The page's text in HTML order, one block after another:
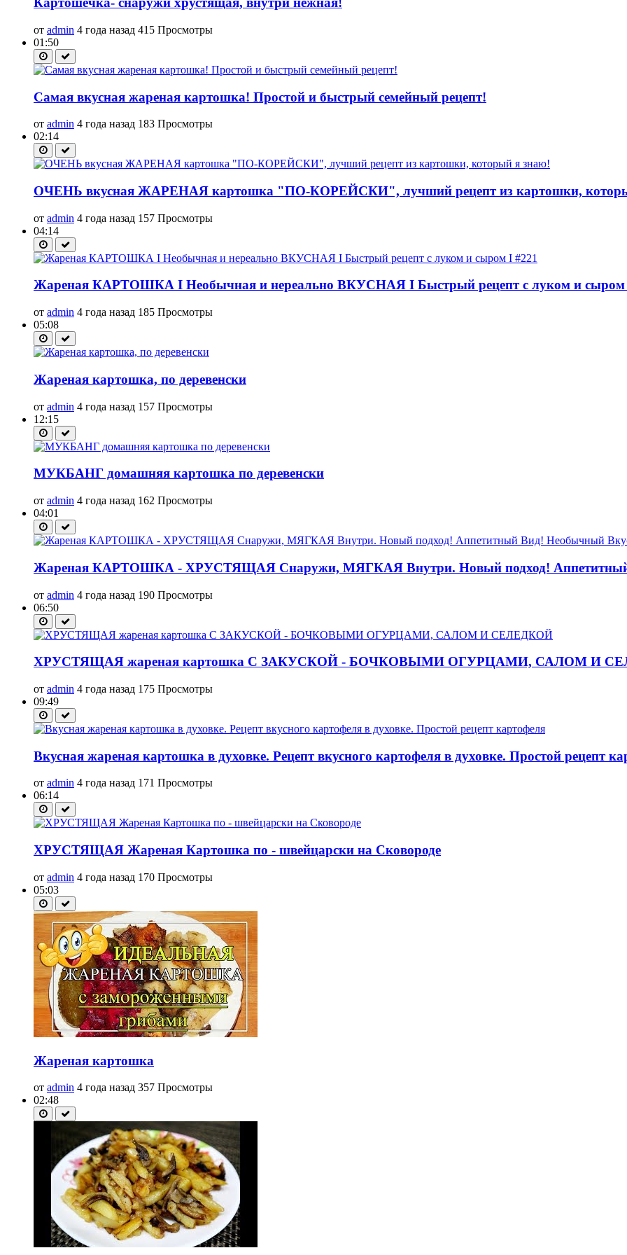
от admin 4 года назад 415 Просмотры
01:50
Самая вкусная жареная картошка! Простой и быстрый семейный рецепт!
от admin 4 года назад 183 Просмотры
02:14
ОЧЕНЬ вкусная ЖАРЕНАЯ картошка "ПО-КОРЕЙСКИ", лучший рецепт из картошки,
от admin 4 года назад 157 Просмотры
04:14
Жареная КАРТОШКА I Необычная и нереально ВКУСНАЯ I Быстрый рецепт с луком и сыром
от admin 4 года назад 185 Просмотры
05:08
Жареная картошка, по деревенски
от admin 4 года назад 157 Просмотры
12:15
МУКБАНГ домашняя картошка по деревенски
от admin 4 года назад 162 Просмотры
04:01
Жареная КАРТОШКА - ХРУСТЯЩАЯ Снаружи, МЯГКАЯ Внутри. Новый подход!
от admin 4 года назад 190 Просмотры
06:50
ХРУСТЯЩАЯ жареная картошка С ЗАКУСКОЙ - БОЧКОВЫМИ ОГУРЦАМИ, САЛОМ И
от admin 4 года назад 175 Просмотры
09:49
Вкусная жареная картошка в духовке. Рецепт вкусного картофеля в духовке. Простой рецепт
от admin 4 года назад 171 Просмотры
06:14
ХРУСТЯЩАЯ Жареная Картошка по - швейцарски на Сковороде
от admin 4 года назад 170 Просмотры
05:03
Жареная картошка
от admin 4 года назад 357 Просмотры
02:48